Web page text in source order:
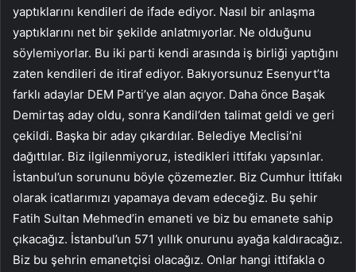
yaptıklarını kendileri de ifade ediyor. Nasıl bir anlaşma
yaptıklarını net bir şekilde anlatmıyorlar. Ne olduğunu
söylemiyorlar. Bu iki parti kendi arasında iş birliği yaptığını
zaten kendileri de itiraf ediyor. Bakıyorsunuz Esenyurt’ta
farklı adaylar DEM Parti’ye alan açıyor. Daha önce Başak
Demirtaş aday oldu, sonra Kandil’den talimat geldi ve geri
çekildi. Başka bir aday çıkardılar. Belediye Meclisi’ni
dağıttılar. Biz ilgilenmiyoruz, istedikleri ittifakı yapsınlar.
İstanbul’un sorununu böyle çözemezler. Biz Cumhur İttifakı
olarak icatlarımızı yapamaya devam edeceğiz. Bu şehir
Fatih Sultan Mehmed’in emaneti ve biz bu emanete sahip
çıkacağız. İstanbul’un 571 yıllık onurunu ayağa kaldıracağız.
Biz bu şehrin emanetçisi olacağız. Onlar hangi ittifakla o